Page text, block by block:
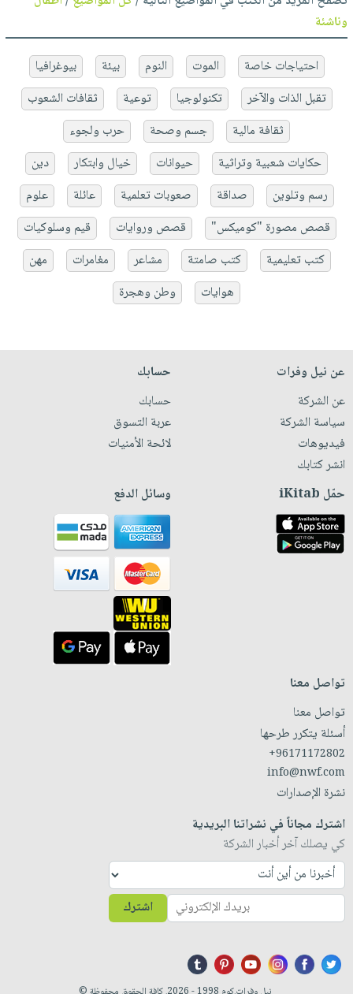
وناشئة
احتياجات خاصة الموت النوم بيئة
بيوغرافيا
تقبل الذات والآخر
تكنولوجيا توعية
ثقافات الشعوب
ثقافة مالية
جسم وصحة
حرب ولجوء
حكايات شعبية وتراثية
حيوانات خيال وابتكار
دين
رسم وتلوين
صداقة صعوبات تعلمية عائلة
علوم
قصص مصورة "كوميكس"
قصص وروايات
قيم وسلوكيات
كتب تعليمية
كتب صامتة مشاعر مغامرات
مهن
هوايات
وطن وهجرة
عن نيل وفرات
عن الشركة
سياسة الشركة
فيديوهات
انشر كتابك
حسابك
حسابك
عربة التسوق
لائحة الأمنيات
حمّل iKitab وسائل الدفع
تواصل معنا
تواصل معنا
أسئلة يتكرر طرحها
+96171172802
info@nwf.com
نشرة الإصدارات
اشترك مجاناً في نشراتنا البريدية
كي يصلك آخر أخبار الشركة
اشترك